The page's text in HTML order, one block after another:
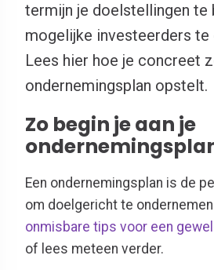
termijn je doelstellingen te
mogelijke investeerders te
Lees hier hoe je concreet
ondernemingsplan opstelt.
Zo begin je aan je
Een ondernemingsplan is de
om doelgericht te
onmisbare tips voor een
of lees meteen verder.